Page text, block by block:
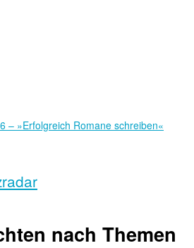
– »Erfolgreich Romane schreiben«
nach Themen